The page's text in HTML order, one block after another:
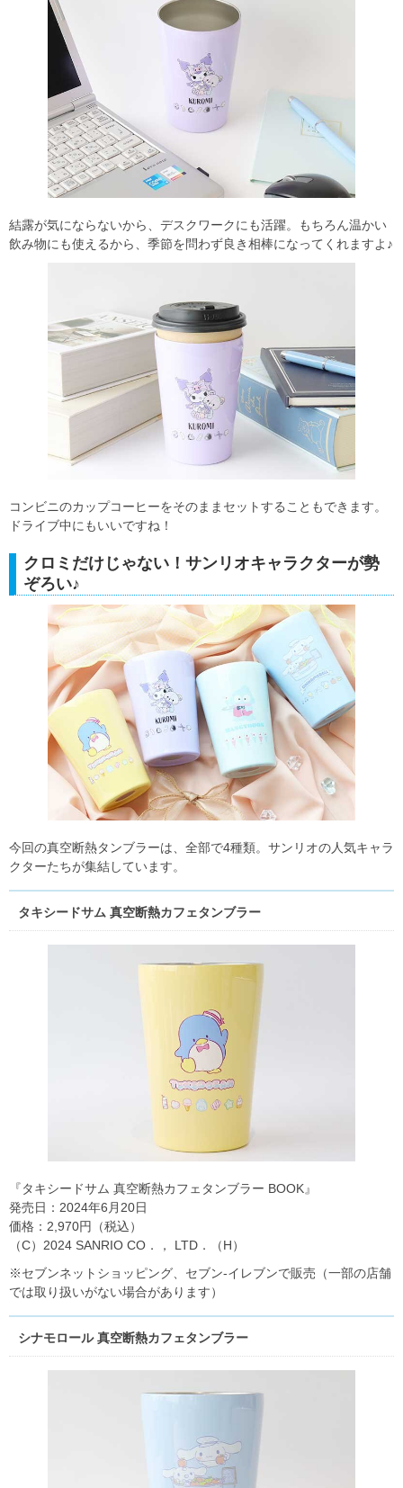
結露が気にならないから、デスクワークにも活躍。もちろん温かい
飲み物にも使えるから、季節を問わず良き相棒になってくれますよ♪
コンビニのカップコーヒーをそのままセットすることもできます。
ドライブ中にもいいですね！
クロミだけじゃない！サンリオキャラクターが勢
ぞろい♪
今回の真空断熱タンブラーは、全部で4種類。サンリオの人気キャラ
クターたちが集結しています。
タキシードサム 真空断熱カフェタンブラー
『タキシードサム 真空断熱カフェタンブラー BOOK』
発売日：2024年6月20日
価格：2,970円（税込）
（C）2024 SANRIO CO．， LTD．（H）
※セブンネットショッピング、セブン‐イレブンで販売（一部の店舗
では取り扱いがない場合があります）
シナモロール 真空断熱カフェタンブラー